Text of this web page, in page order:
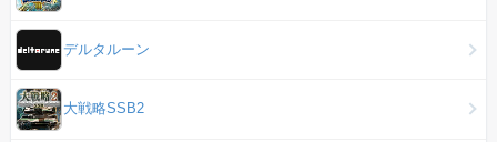
デルタルーン
大戦略SSB2